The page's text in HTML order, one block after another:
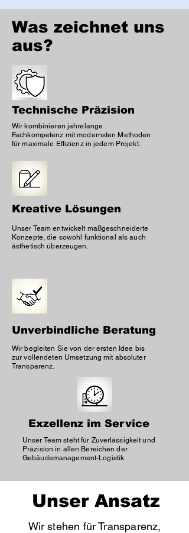
Was zeichnet uns
aus?
Technische Präzision
Wir kombinieren jahrelange
Fachkompetenz mit modernsten Methoden
für maximale Effizienz in jedem Projekt.
Kreative Lösungen
Unser Team entwickelt maßgeschneiderte
Konzepte, die sowohl funktional als auch
ästhetisch überzeugen.
Unverbindliche Beratung
Wir begleiten Sie von der ersten Idee bis
zur vollendeten Umsetzung mit absoluter
Transparenz.
Exzellenz im Service
Unser Team steht für Zuverlässigkeit und
Präzision in allen Bereichen der
Gebäudemanagement-Logistik.
Unser Ansatz
Wir stehen für Transparenz,